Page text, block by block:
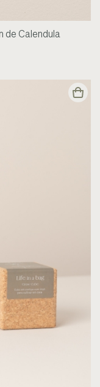
de Calendula